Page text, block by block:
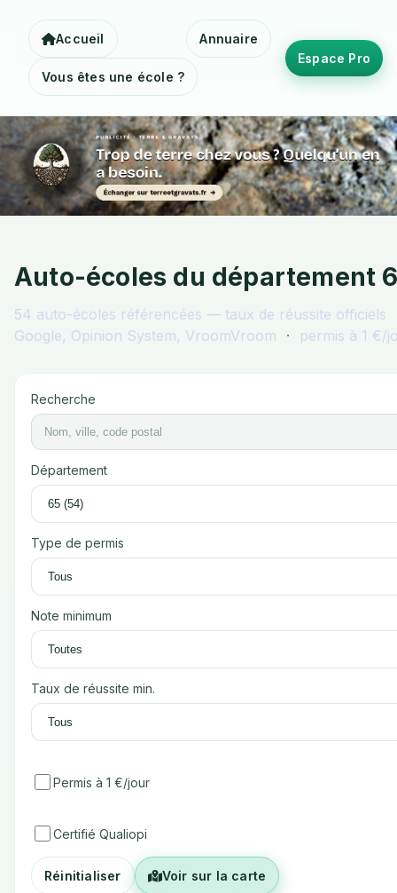
Accueil Annuaire
Vous êtes une école ?
Espace Pro
Auto-écoles du département
54 auto-écoles référencées — taux de réussite officiels
Google, Opinion System, VroomVroom
· permis à 1 €/
Recherche
Département
Type de permis
Note minimum
Taux de réussite min.
Permis à 1 €/jour
Certifié Qualiopi
Réinitialiser Voir sur la carte